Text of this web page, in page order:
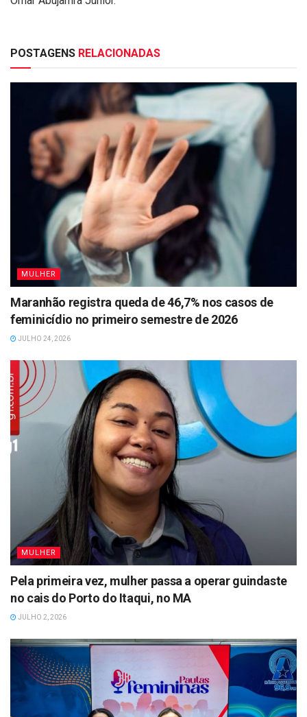
POSTAGENS RELACIONADAS
MULHER
Maranhão registra queda de 46,7% nos casos de
feminicídio no primeiro semestre de 2026
JULHO 24, 2026
MULHER
Pela primeira vez, mulher passa a operar guindaste
no cais do Porto do Itaqui, no MA
JULHO 2, 2026